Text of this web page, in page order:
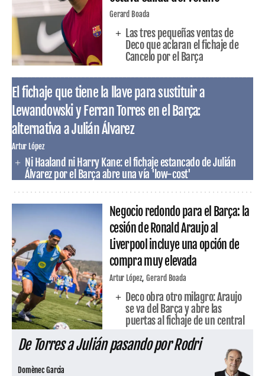
Gerard Boada
Las tres pequeñas ventas de
Deco que aclaran el fichaje de
Cancelo por el Barça
El fichaje que tiene la llave para sustituir a
Lewandowski y Ferran Torres en el Barça:
alternativa a Julián Álvarez
Artur López
Ni Haaland ni Harry Kane: el fichaje estancado de Julián
Álvarez por el Barça abre una vía 'low-cost'
Negocio redondo para el Barça: la
cesión de Ronald Araujo al
Liverpool incluye una opción de
compra muy elevada
Artur López Gerard Boada
Deco obra otro milagro: Araujo
se va del Barça y abre las
puertas al fichaje de un central
De Torres a Julián pasando por Rodri
Domènec Garcia